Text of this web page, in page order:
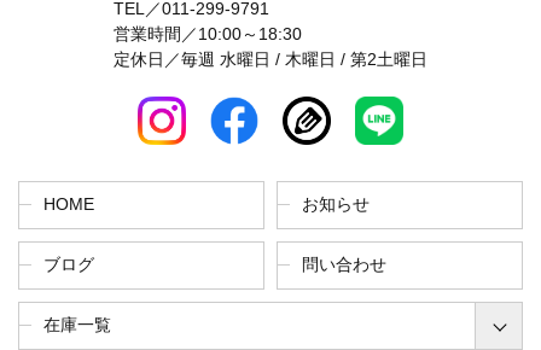
TEL／011-299-9791
営業時間／10:00～18:30
定休日／毎週 水曜日 / 木曜日 / 第2土曜日
HOME お知らせ
ブログ 問い合わせ
在庫一覧